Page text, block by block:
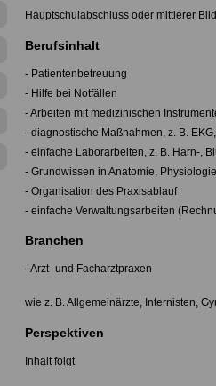
Hauptschulabschluss oder mittlerer
Berufsinhalt
- Patientenbetreuung
- Hilfe bei Notfällen
- Arbeiten mit medizinischen
- diagnostische Maßnahmen, z. B.
- einfache Laborarbeiten, z. B. Harn-,
- Grundwissen in Anatomie,
- Organisation des Praxisablauf
- einfache Verwaltungsarbeiten
Branchen
- Arzt- und Facharztpraxen
wie z. B. Allgemeinärzte, Internisten,
Perspektiven
Inhalt folgt